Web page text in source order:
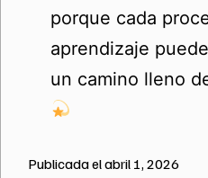
porque cada
aprendizaje
un camino lleno
Publicada elabril 1, 2026